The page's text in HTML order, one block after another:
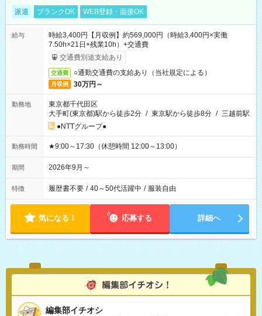
派遣 ブランクOK WEB登録・面接OK
給与
時給3,400円【月収例】約569,000円（時給3,400円×実働
7.50h×21日+残業10h）+交通費
交通費別途支給あり
交通費 ○通勤交通費の支給あり（当社規定による）
月収例 30万円～
勤務地
東京都千代田区
大手町(東京都)駅から徒歩2分 / 東京駅から徒歩8分 / 三越前駅
●NTTグループ●
勤務時間 ★9:00～17:30（休憩時間 12:00～13:00）
期間 2026年9月～
特徴 履歴書不要 / 40～50代活躍中 / 服装自由
気になる！ 応募する 詳細へ
編集部イチオシ